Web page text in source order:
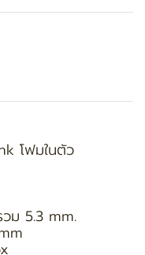
โฟมในตัว
วม 5.3 mm.